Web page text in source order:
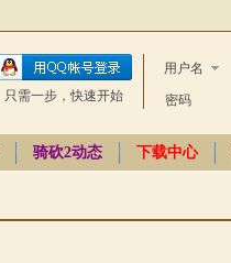
用户名
密码
只需一步，快速开始
骑砍2动态 下载中心